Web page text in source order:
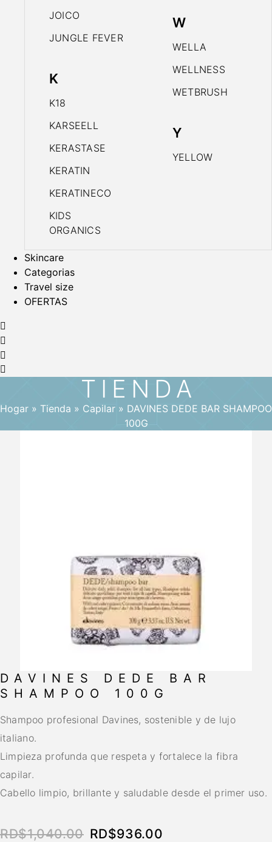
JOICO
JUNGLE FEVER
K
K18
KARSEELL
KERASTASE
KERATIN
KERATINECO
KIDS
ORGANICS
W
WELLA
WELLNESS
WETBRUSH
Y
YELLOW
Skincare
Categorias
Travel size
OFERTAS
TIENDA
Hogar » Tienda » Capilar » DAVINES DEDE BAR SHAMPOO
100G
DAVINES DEDE BAR
SHAMPOO 100G
Shampoo profesional Davines, sostenible y de lujo
italiano.
Limpieza profunda que respeta y fortalece la fibra
capilar.
Cabello limpio, brillante y saludable desde el primer uso.
RD$1,040.00 RD$936.00